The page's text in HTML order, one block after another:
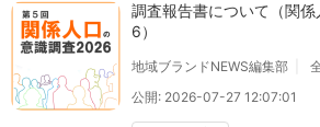
調査報告書について（関
6）
地域ブランドNEWS編集部
公開: 2026-07-27 12:07:01